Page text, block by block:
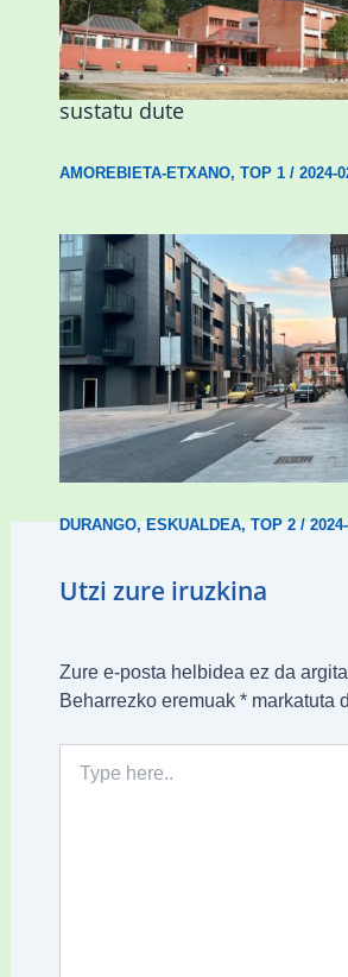
Amorebietak eta Eusko
Urritxen institutu berri bat
sustatu dute
AMOREBIETA-ETXANO, TOP 1/ 2024-
Udal etxebizitza tasatuei
ordenantza izango du
DURANGO,ESKUALDEA,TOP 2/
Utzi zure iruzkina
Zure e-posta helbidea ez da
Beharrezko eremuak *markatuta
here..